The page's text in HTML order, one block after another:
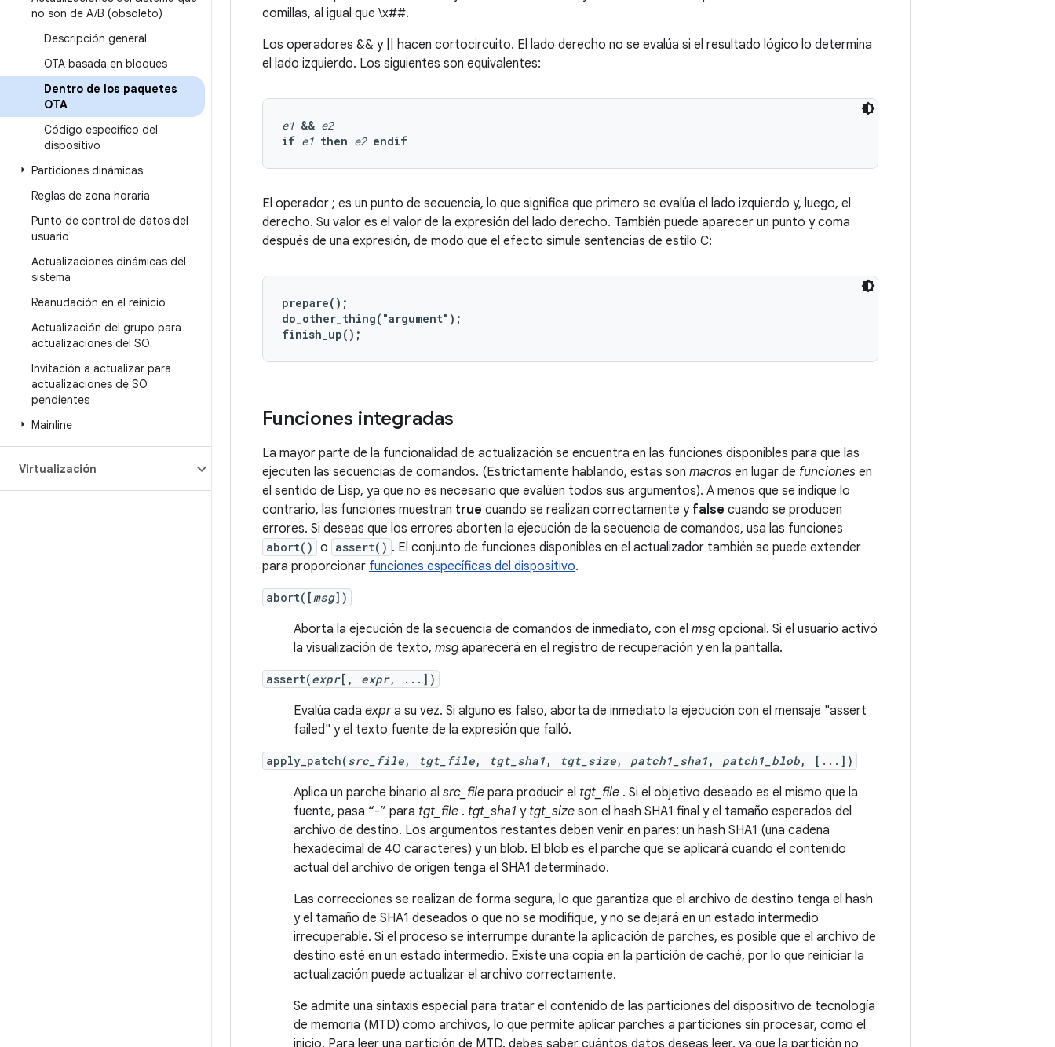
no son de A/B (obsoleto)
Descripción general
OTA basada en bloques
Dentro de los paquetes
OTA
Código específico del
dispositivo
Particiones dinámicas
Reglas de zona horaria
Punto de control de datos del
usuario
Actualizaciones dinámicas del
sistema
Reanudación en el reinicio
Actualización del grupo para
actualizaciones del SO
Invitación a actualizar para
actualizaciones de SO
pendientes
Mainline
Virtualización
comillas, al igual que \x##.
Los operadores && y || hacen cortocircuito. El lado derecho no se evalúa si el resultado lógico lo determina
el lado izquierdo. Los siguientes son equivalentes:
e1 && e2
if e1 then e2 endif
El operador ; es un punto de secuencia, lo que significa que primero se evalúa el lado izquierdo y, luego, el
derecho. Su valor es el valor de la expresión del lado derecho. También puede aparecer un punto y coma
después de una expresión, de modo que el efecto simule sentencias de estilo C:
prepare();
do_other_thing("argument");
finish_up();
Funciones integradas
La mayor parte de la funcionalidad de actualización se encuentra en las funciones disponibles para que las
ejecuten las secuencias de comandos. (Estrictamente hablando, estas son macros en lugar de funciones en
el sentido de Lisp, ya que no es necesario que evalúen todos sus argumentos). A menos que se indique lo
contrario, las funciones muestran true cuando se realizan correctamente y false cuando se producen
errores. Si deseas que los errores aborten la ejecución de la secuencia de comandos, usa las funciones
abort() o assert() . El conjunto de funciones disponibles en el actualizador también se puede extender
para proporcionar funciones específicas del dispositivo.
abort([msg])
Aborta la ejecución de la secuencia de comandos de inmediato, con el msg opcional. Si el usuario activó
la visualización de texto, msg aparecerá en el registro de recuperación y en la pantalla.
assert(expr[, expr, ...])
Evalúa cada expra su vez. Si alguno es falso, aborta de inmediato la ejecución con el mensaje "assert
failed" y el texto fuente de la expresión que falló.
apply_patch(src_file, tgt_file, tgt_sha1 , tgt_size, patch1_sha1 , patch1_blob, [...])
Aplica un parche binario al src_file para producir el tgt_file . Si el objetivo deseado es el mismo que la
fuente, pasa “-” para tgt_file . tgt_sha1 y tgt_size son el hash SHA1 final y el tamaño esperados del
archivo de destino. Los argumentos restantes deben venir en pares: un hash SHA1 (una cadena
hexadecimal de 40 caracteres) y un blob. El blob es el parche que se aplicará cuando el contenido
actual del archivo de origen tenga el SHA1 determinado.
Las correcciones se realizan de forma segura, lo que garantiza que el archivo de destino tenga el hash
y el tamaño de SHA1 deseados o que no se modifique, y no se dejará en un estado intermedio
irrecuperable. Si el proceso se interrumpe durante la aplicación de parches, es posible que el archivo de
destino esté en un estado intermedio. Existe una copia en la partición de caché, por lo que reiniciar la
actualización puede actualizar el archivo correctamente.
Se admite una sintaxis especial para tratar el contenido de las particiones del dispositivo de tecnología
de memoria (MTD) como archivos, lo que permite aplicar parches a particiones sin procesar, como el
inicio. Para leer una partición de MTD, debes saber cuántos datos deseas leer, ya que la partición no